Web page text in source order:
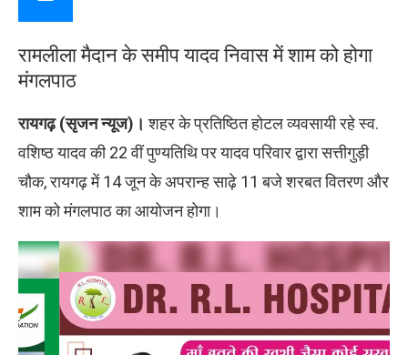
रामलीला मैदान के समीप यादव निवास में शाम को होगा
मंगलपाठ
रायगढ़ (सृजन न्यूज)।शहर के प्रतिष्ठित होटल व्यवसायी रहे स्व.
वशिष्ठ यादव की 22 वीं पुण्यतिथि पर यादव परिवार द्वारा सत्तीगुड़ी
चौक, रायगढ़ में 14 जून के अपरान्ह साढ़े 11 बजे शरबत वितरण और
शाम को मंगलपाठ का आयोजन होगा।